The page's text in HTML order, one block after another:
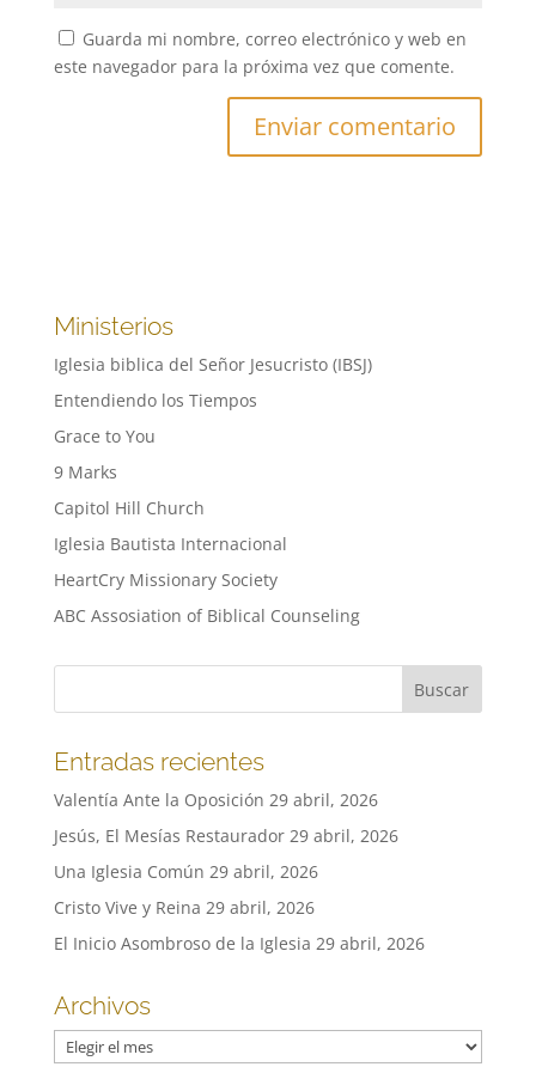
Guarda mi nombre, correo electrónico y web en
este navegador para la próxima vez que comente.
Ministerios
Iglesia biblica del Señor Jesucristo (IBSJ)
Entendiendo los Tiempos
Grace to You
9 Marks
Capitol Hill Church
Iglesia Bautista Internacional
HeartCry Missionary Society
ABC Assosiation of Biblical Counseling
Entradas recientes
Valentía Ante la Oposición 29 abril, 2026
Jesús, El Mesías Restaurador 29 abril, 2026
Una Iglesia Común 29 abril, 2026
Cristo Vive y Reina 29 abril, 2026
El Inicio Asombroso de la Iglesia 29 abril, 2026
Archivos
Archivos